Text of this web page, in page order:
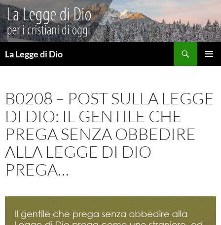
Vai
al
contenuto
La Legge di Dio
B0208 – POST SULLA LEGGE
DI DIO: IL GENTILE CHE
PREGA SENZA OBBEDIRE
ALLA LEGGE DI DIO
PREGA…